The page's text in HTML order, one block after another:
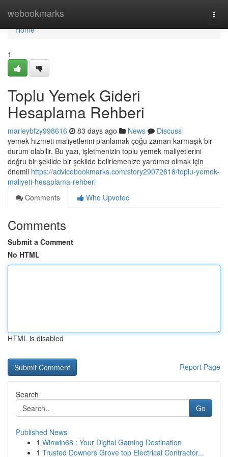
webookmarks
Home
Home
1
Toplu Yemek Gideri
Hesaplama Rehberi
marleybfzy998616 83 days ago News
Discuss
yemek hizmeti maliyetlerini planlamak çoğu zaman karmaşık bir
durum olabilir. Bu yazı, işletmenizin toplu yemek maliyetlerini
doğru bir şekilde bir şekilde belirlemenize yardımcı olmak için
önemli https://advicebookmarks.com/story29072618/toplu-yemek-
maliyeti-hesaplama-rehberi
Comments
Who Upvoted
Comments
Submit a Comment
No HTML
HTML is disabled
Report Page
Search
Go
Published News
1 Winwin68 : Your Digital Gaming Destination
1 Trusted Downers Grove top Electrical Contractor...